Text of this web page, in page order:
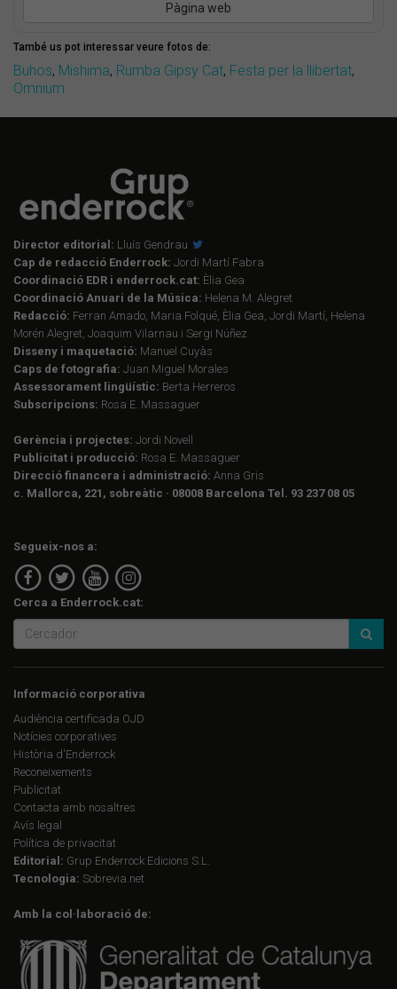
Pàgina web
També us pot interessar veure fotos de:
Buhos, Mishima, Rumba Gipsy Cat, Festa per la llibertat,
Omnium
Director editorial: Lluís Gendrau
Cap de redacció Enderrock: Jordi Martí Fabra
Coordinació EDR i enderrock.cat: Èlia Gea
Coordinació Anuari de la Música: Helena M. Alegret
Redacció: Ferran Amado, Maria Folqué, Èlia Gea, Jordi Martí, Helena
Morén Alegret, Joaquim Vilarnau i Sergi Núñez
Disseny i maquetació: Manuel Cuyàs
Caps de fotografia: Juan Miguel Morales
Assessorament lingüístic: Berta Herreros
Subscripcions: Rosa E. Massaguer
Gerència i projectes: Jordi Novell
Publicitat i producció: Rosa E. Massaguer
Direcció financera i administració: Anna Gris
c. Mallorca, 221, sobreàtic · 08008 Barcelona Tel. 93 237 08 05
Segueix-nos a:
Cerca a Enderrock.cat:
Informació corporativa
Audiència certificada OJD
Notícies corporatives
Història d'Enderrock
Reconeixements
Publicitat
Contacta amb nosaltres
Avís legal
Política de privacitat
Editorial: Grup Enderrock Edicions S.L.
Tecnologia: Sobrevia.net
Amb la col·laboració de: